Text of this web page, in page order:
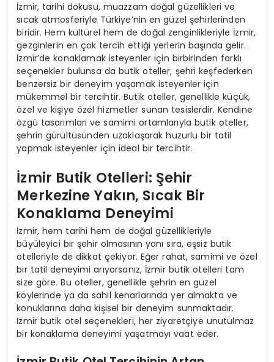
İzmir, tarihi dokusu, muazzam doğal güzellikleri ve
sıcak atmosferiyle Türkiye’nin en güzel şehirlerinden
biridir. Hem kültürel hem de doğal zenginlikleriyle İzmir,
gezginlerin en çok tercih ettiği yerlerin başında gelir.
İzmir’de konaklamak isteyenler için birbirinden farklı
seçenekler bulunsa da butik oteller, şehri keşfederken
benzersiz bir deneyim yaşamak isteyenler için
mükemmel bir tercihtir. Butik oteller, genellikle küçük,
özel ve kişiye özel hizmetler sunan tesislerdir. Kendine
özgü tasarımları ve samimi ortamlarıyla butik oteller,
şehrin gürültüsünden uzaklaşarak huzurlu bir tatil
yapmak isteyenler için ideal bir tercihtir.
İzmir Butik Otelleri: Şehir
Merkezine Yakın, Sıcak Bir
Konaklama Deneyimi
İzmir, hem tarihi hem de doğal güzellikleriyle
büyüleyici bir şehir olmasının yanı sıra, eşsiz butik
otelleriyle de dikkat çekiyor. Eğer rahat, samimi ve özel
bir tatil deneyimi arıyorsanız, İzmir butik otelleri tam
size göre. Bu oteller, genellikle şehrin en güzel
köylerinde ya da sahil kenarlarında yer almakta ve
konuklarına daha kişisel bir deneyim sunmaktadır.
İzmir butik otel seçenekleri, her ziyaretçiye unutulmaz
bir konaklama deneyimi yaşatmayı vaat eder.